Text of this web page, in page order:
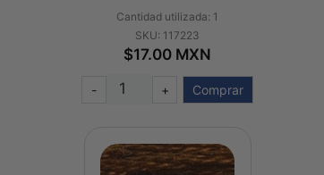
Cantidad utilizada: 1
SKU: 117223
$17.00 MXN
- + Comprar